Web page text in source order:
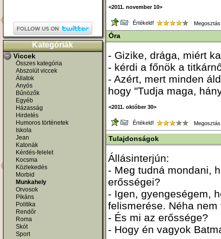
Kategóriák
Viccek
Összes kategória
Abszolút viccek
Állatok
Anyós
Bűnözők
Egyéb
Házasság
Hirdetés
Humoros történetek
Iskola
Jean
Katonák
Kérdés-felelet
Kocsma
Közlekedés
Morbid
Munkahely
Orvosok
Pikáns
Politika
Rendőr
Roma
Skót
Sport
<2011. november 10>
Értékeld!
Óra
- Gizike, drága, miért
- kérdi a főnök a
- Azért, mert minden
hogy "Tudja maga,
<2011. október 30>
Értékeld!
Tulajdonságok
Állásinterjún:
- Meg tudná mondani,
erősségei?
- Igen, gyengeségem,
felismerése. Néha
- És mi az erőssége?
- Hogy én vagyok